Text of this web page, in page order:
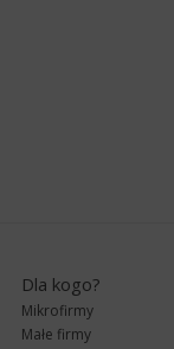
Dla kogo?
Mikrofirmy
Małe firmy